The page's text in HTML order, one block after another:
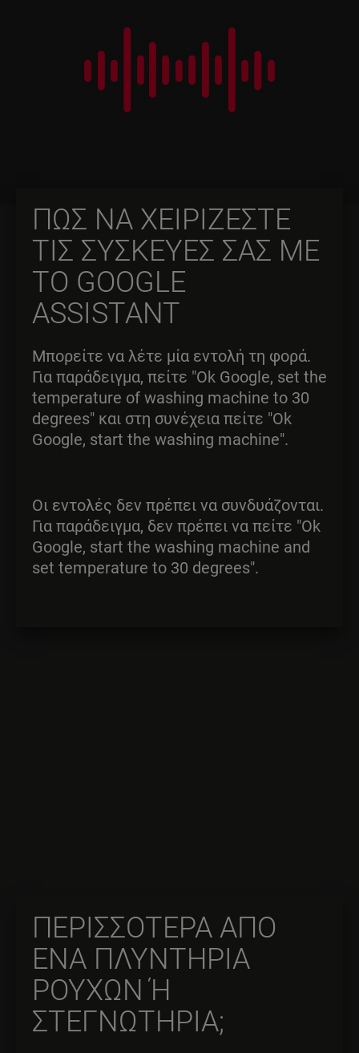
ΠΩΣ ΝΑ ΧΕΙΡΙΖΕΣΤΕ
ΤΙΣ ΣΥΣΚΕΥΕΣ ΣΑΣ ΜΕ
ΤΟ GOOGLE
ASSISTANT
Μπορείτε να λέτε μία εντολή τη φορά.
Για παράδειγμα, πείτε "Ok Google, set the
temperature of washing machine to 30
degrees" και στη συνέχεια πείτε "Ok
Google, start the washing machine".
Οι εντολές δεν πρέπει να συνδυάζονται.
Για παράδειγμα, δεν πρέπει να πείτε "Ok
Google, start the washing machine and
set temperature to 30 degrees".
ΠΕΡΙΣΣΟΤΕΡΑ ΑΠΟ
ΕΝΑ ΠΛΥΝΤΗΡΙΑ
ΡΟΥΧΩΝ Ή Σ
ΤΕΓΝΩΤΗΡΙΑ;